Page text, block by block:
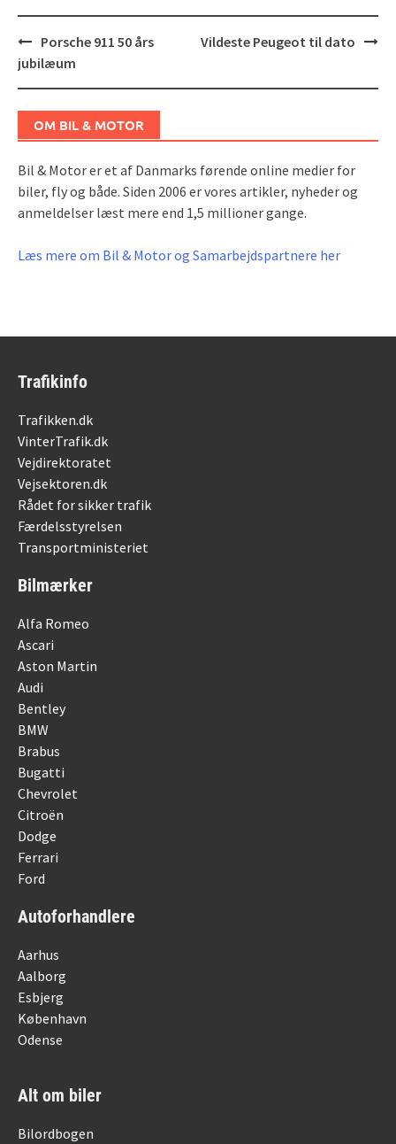
Post
navigation
Porsche 911 50 års
jubilæum
Vildeste Peugeot til dato
OM BIL & MOTOR
Bil & Motor er et af Danmarks førende online medier for
biler, fly og både. Siden 2006 er vores artikler, nyheder og
anmeldelser læst mere end 1,5 millioner gange.
Læs mere om Bil & Motor og Samarbejdspartnere her
Trafikinfo
Trafikken.dk
VinterTrafik.dk
Vejdirektoratet
Vejsektoren.dk
Rådet for sikker trafik
Færdelsstyrelsen
Transportministeriet
Bilmærker
Alfa Romeo
Ascari
Aston Martin
Audi
Bentley
BMW
Brabus
Bugatti
Chevrolet
Citroën
Dodge
Ferrari
Ford
Autoforhandlere
Aarhus
Aalborg
Esbjerg
København
Odense
Alt om biler
Bilordbogen